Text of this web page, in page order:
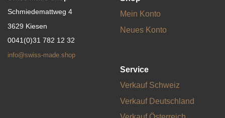
Schmiedemattweg 4
3629 Kiesen
0041(0)31 782 12 32
info@swiss-made.shop
Mein Konto
Neues Konto
Service
Verkauf Schweiz
Verkauf Deutschland